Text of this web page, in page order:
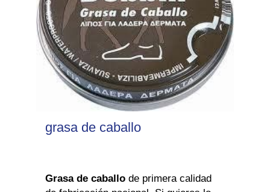
grasa de caballo
Grasa de caballo de primera calidad